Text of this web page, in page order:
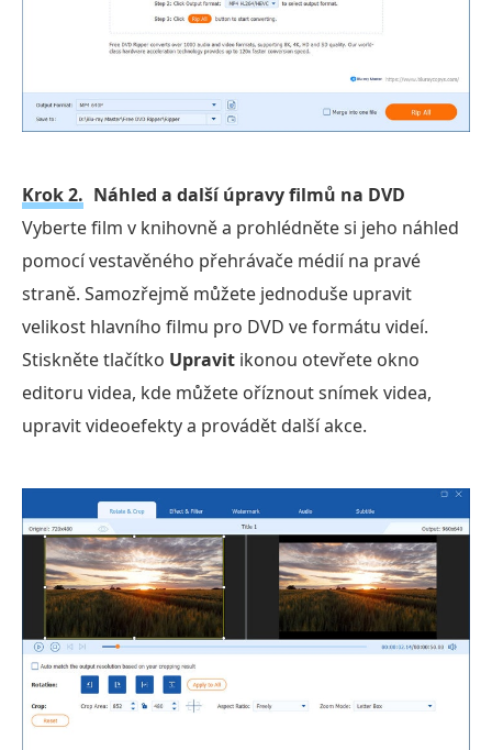
Krok 2. Náhled a další úpravy filmů na DVD
Vyberte film v knihovně a prohlédněte si jeho náhled
pomocí vestavěného přehrávače médií na pravé
straně. Samozřejmě můžete jednoduše upravit
velikost hlavního filmu pro DVD ve formátu videí.
Stiskněte tlačítko Upravit ikonou otevřete okno
editoru videa, kde můžete oříznout snímek videa,
upravit videoefekty a provádět další akce.